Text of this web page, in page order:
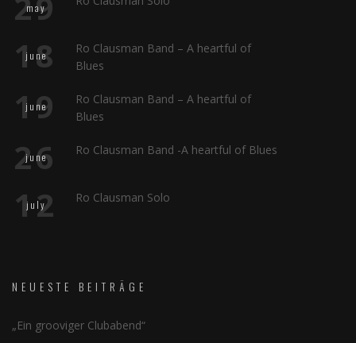
may
18
june
Ro Clausman Band – A heartful of
Blues
19
june
Ro Clausman Band – A heartful of
Blues
26
june Ro Clausman Band -A heartful of Blues
12
july Ro Clausman Solo
NEUESTE BEITRÄGE
„Ein grooviger Clubabend“